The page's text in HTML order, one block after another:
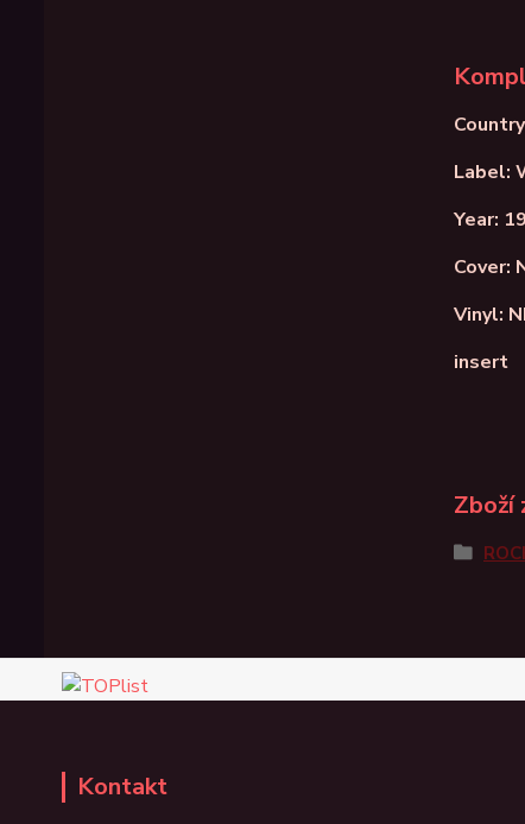
Label:
Year:
Cover:
Vinyl:
insert
Zboží
Kontakt